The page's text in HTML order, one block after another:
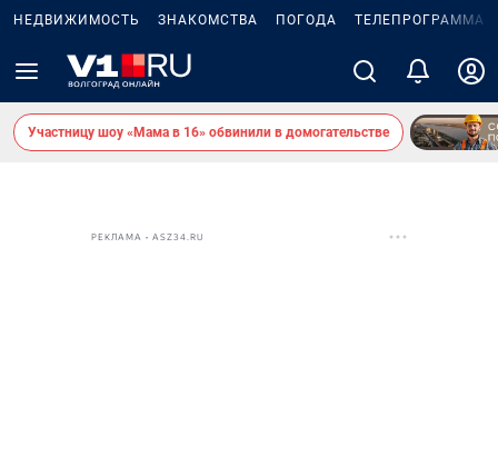
НЕДВИЖИМОСТЬ ЗНАКОМСТВА ПОГОДА ТЕЛЕПРОГРАММА
Участницу шоу «Мама в 16» обвинили в домогательстве
РЕКЛАМА • ASZ34.RU